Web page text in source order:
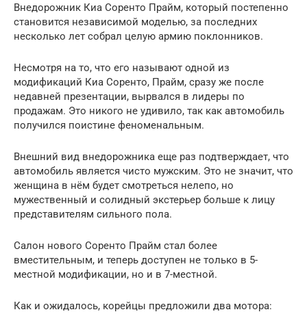
Внедорожник Киа Соренто Прайм, который постепенно
становится независимой моделью, за последних
несколько лет собрал целую армию поклонников.
Несмотря на то, что его называют одной из
модификаций Киа Соренто, Прайм, сразу же после
недавней презентации, вырвался в лидеры по
продажам. Это никого не удивило, так как автомобиль
получился поистине феноменальным.
Внешний вид внедорожника еще раз подтверждает, что
автомобиль является чисто мужским. Это не значит, что
женщина в нём будет смотреться нелепо, но
мужественный и солидный экстерьер больше к лицу
представителям сильного пола.
Салон нового Соренто Прайм стал более
вместительным, и теперь доступен не только в 5-
местной модификации, но и в 7-местной.
Как и ожидалось, корейцы предложили два мотора: